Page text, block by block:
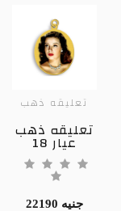
تعليقه ذهب
تعليقه ذهب
عيار 18
22190 جنيه